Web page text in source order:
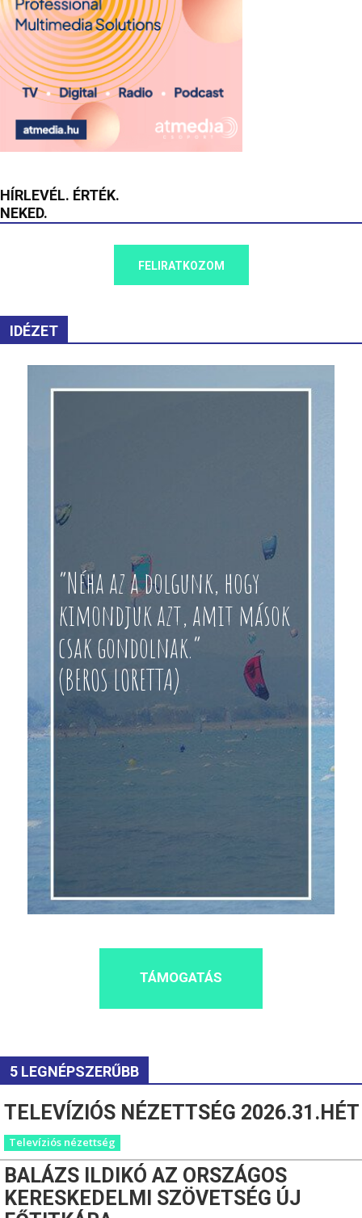
HÍRLEVÉL. ÉRTÉK.
NEKED.
FELIRATKOZOM
IDÉZET
“Néha az a dolgunk, hogy
kimondjuk azt, amit mások
csak gondolnak.”
(BEROS LORETTA)
TÁMOGATÁS
5 LEGNÉPSZERŰBB
TELEVÍZIÓS NÉZETTSÉG 2026.31.HÉT
Televíziós nézettség
BALÁZS ILDIKÓ AZ ORSZÁGOS
KERESKEDELMI SZÖVETSÉG ÚJ